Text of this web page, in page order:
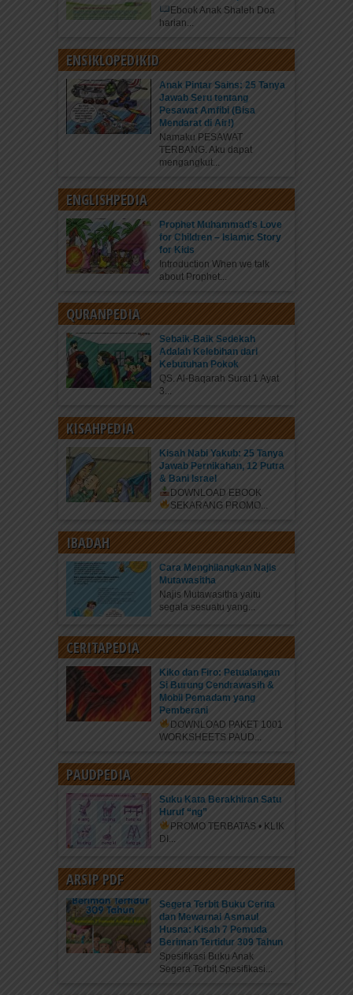
Ebook Anak Shaleh Doa
harian...
ENSIKLOPEDIKID
Anak Pintar Sains: 25 Tanya
Jawab Seru tentang
Pesawat Amfibi (Bisa
Mendarat di Air!)
Namaku PESAWAT
TERBANG. Aku dapat
mengangkut...
ENGLISHPEDIA
Prophet Muhammad’s Love
for Children – Islamic Story
for Kids
Introduction When we talk
about Prophet...
QURANPEDIA
Sebaik-Baik Sedekah
Adalah Kelebihan dari
Kebutuhan Pokok
QS. Al-Baqarah Surat 1 Ayat
3...
KISAHPEDIA
Kisah Nabi Yakub: 25 Tanya
Jawab Pernikahan, 12 Putra
& Bani Israel
DOWNLOAD EBOOK
SEKARANG PROMO...
IBADAH
Cara Menghilangkan Najis
Mutawasitha
Najis Mutawasitha yaitu
segala sesuatu yang...
CERITAPEDIA
Kiko dan Firo: Petualangan
Si Burung Cendrawasih &
Mobil Pemadam yang
Pemberani
DOWNLOAD PAKET 1001
WORKSHEETS PAUD...
PAUDPEDIA
Suku Kata Berakhiran Satu
Huruf “ng”
PROMO TERBATAS • KLIK
DI...
ARSIP PDF
Segera Terbit Buku Cerita
dan Mewarnai Asmaul
Husna: Kisah 7 Pemuda
Beriman Tertidur 309 Tahun
Spesifikasi Buku Anak
Segera Terbit Spesifikasi...